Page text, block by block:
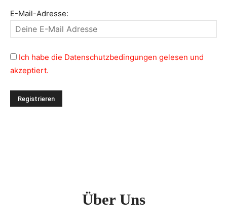
E-Mail-Adresse:
Ich habe die Datenschutzbedingungen gelesen und
akzeptiert.
Über Uns